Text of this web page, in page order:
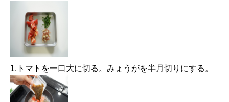
1.トマトを一口大に切る。みょうがを半月切りにする。